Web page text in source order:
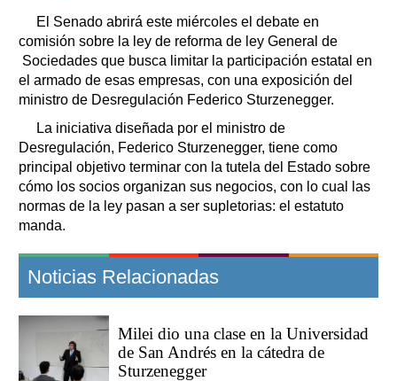
El Senado abrirá este miércoles el debate en
comisión sobre la ley de reforma de ley General de
Sociedades que busca limitar la participación estatal en
el armado de esas empresas, con una exposición del
ministro de Desregulación Federico Sturzenegger.
La iniciativa diseñada por el ministro de
Desregulación, Federico Sturzenegger, tiene como
principal objetivo terminar con la tutela del Estado sobre
cómo los socios organizan sus negocios, con lo cual las
normas de la ley pasan a ser supletorias: el estatuto
manda.
Noticias Relacionadas
Milei dio una clase en la Universidad
de San Andrés en la cátedra de
Sturzenegger